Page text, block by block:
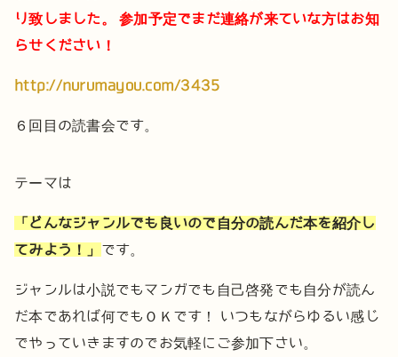
り致しました。
参加予定でまだ連絡が来ていな方はお知
らせください！
http://nurumayou.com/3435
６回目の読書会です。
テーマは
「どんなジャンルでも良いので自分の読んだ本を紹介し
てみよう！」 です。
ジャンルは小説でもマンガでも自己啓発でも自分が読ん
だ本であれば何でもＯＫです！
いつもながらゆるい感じ
でやっていきますのでお気軽にご参加下さい。